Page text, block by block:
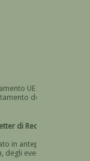
UE n.
dare il consenso
in anteprima
degli eventi